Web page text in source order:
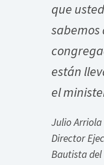
que
están
el
Julio Arriola
Director
Bautista del